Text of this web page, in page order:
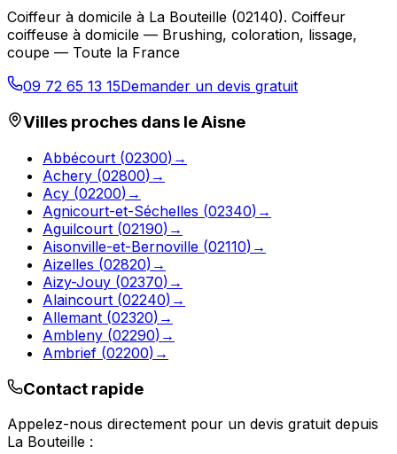
Coiffeur à domicile à La Bouteille (02140). Coiffeur
coiffeuse à domicile — Brushing, coloration, lissage,
coupe — Toute la France
09 72 65 13 15Demander un devis gratuit
Villes proches dans leAisne
Abbécourt (02300) →
Achery (02800) →
Acy (02200) →
Agnicourt-et-Séchelles (02340) →
Aguilcourt (02190) →
Aisonville-et-Bernoville (02110) →
Aizelles (02820) →
Aizy-Jouy (02370) →
Alaincourt (02240) →
Allemant (02320) →
Ambleny (02290) →
Ambrief (02200) →
Contact rapide
Appelez-nous directement pour un devis gratuit depuis
La Bouteille :